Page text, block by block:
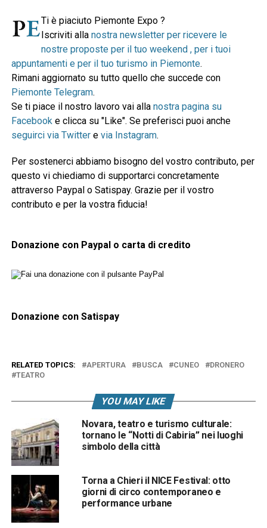
Ti è piaciuto Piemonte Expo ?
Iscriviti alla nostra newsletter per ricevere le
nostre proposte per il tuo weekend , per i tuoi
appuntamenti e per il tuo turismo in Piemonte.
Rimani aggiornato su tutto quello che succede con
Piemonte Telegram.
Se ti piace il nostro lavoro vai alla nostra pagina su
Facebooke clicca su "Like". Se preferisci puoi anche
seguirci via Twittere via Instagram.
Per sostenerci abbiamo bisogno del vostro contributo, per
questo vi chiediamo di supportarci concretamente
attraverso Paypal o Satispay. Grazie per il vostro
contributo e per la vostra fiducia!
Donazione con Paypal o carta di credito
Donazione con Satispay
RELATED TOPICS: APERTURA BUSCA CUNEO
DRONERO
TEATRO
YOU MAY LIKE
Novara, teatro e turismo culturale:
tornano le “Notti di Cabiria” nei luoghi
simbolo della città
Torna a Chieri il NICE Festival: otto
giorni di circo contemporaneo e
performance urbane